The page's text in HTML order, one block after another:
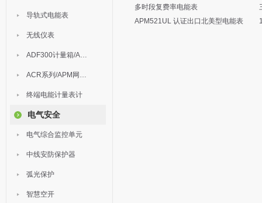
导轨式电能表
无线仪表
ADF300计量箱/AEW无线计量
ACR系列/APM网络电力仪表
终端电能计量表计
电气安全
电气综合监控单元
中线安防保护器
弧光保护
智慧空开
多时段复费率电能表
APM521UL 认证出口北美型电能表